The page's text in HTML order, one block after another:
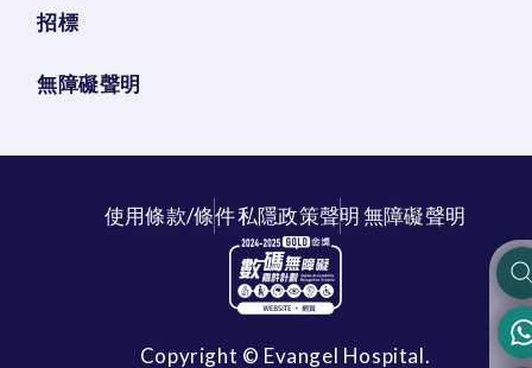
招標
無障礙聲明
使用條款/條件私隱政策聲明無障礙聲明
Copyright © Evangel Hospital.